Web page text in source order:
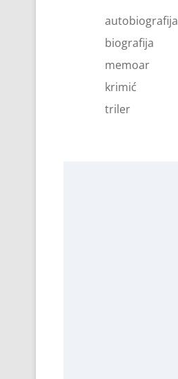
autobiografija
biografija
memoar
krimić
triler